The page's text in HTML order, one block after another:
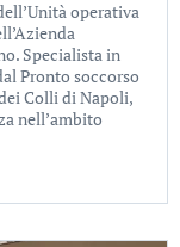
operativa
Specialista in
Pronto soccorso
Colli di Napoli,
nell’ambito